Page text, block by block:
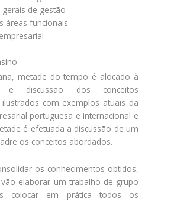
gerais de gestão
áreas funcionais
metade do tempo é alocado à
e discussão dos conceitos
com exemplos atuais da
portuguesa e internacional e
é efetuada a discussão de um
os conceitos abordados.
os conhecimentos obtidos,
elaborar um trabalho de grupo
colocar em prática todos os